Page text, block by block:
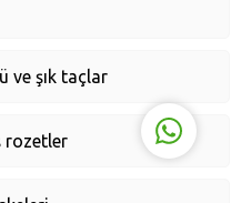
ve şık taçlar
rozetler